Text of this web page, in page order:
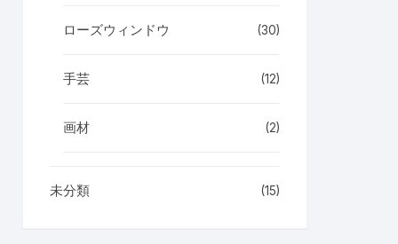
ローズウィンドウ (30)
手芸 (12)
画材 (2)
未分類 (15)